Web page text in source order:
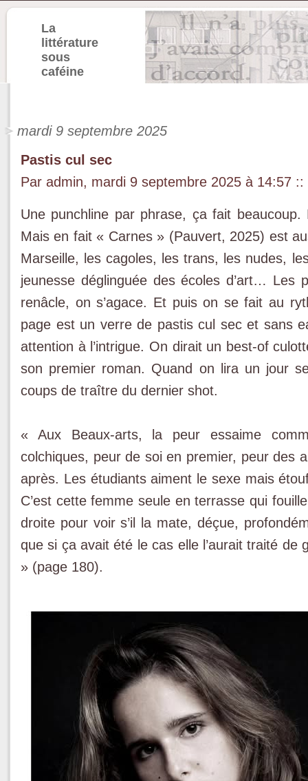
La
littérature
sous
caféine
mardi 9 septembre 2025
Pastis cul sec
Par admin, mardi 9 septembre 2025 à 14:57 ::
Une punchline par phrase, ça fait
Mais en fait « Carnes » (Pauvert, 2025) est
Marseille, les cagoles, les trans, les nudes,
jeunesse déglinguée des écoles d’art… Les
renâcle, on s’agace. Et puis on se fait au
page est un verre de pastis cul sec et sans
attention à l’intrigue. On dirait un best-of
son premier roman. Quand on lira un jour
coups de traître du dernier shot.
« Aux Beaux-arts, la peur essaime
colchiques, peur de soi en premier, peur des
après. Les étudiants aiment le sexe mais
C’est cette femme seule en terrasse qui
droite pour voir s’il la mate, déçue,
que si ça avait été le cas elle l’aurait traité
» (page 180).